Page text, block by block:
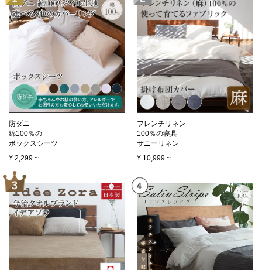
防ダニ
綿100％の
ボックスシーツ
¥ 2,299 ~
フレンチリネン
100％の寝具
サニーリネン
¥ 10,999 ~